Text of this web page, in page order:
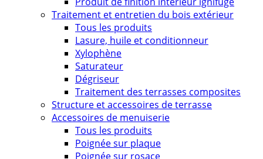
Traitement et entretien du bois extérieur
Tous les produits
Lasure, huile et conditionneur
Xylophène
Saturateur
Dégriseur
Traitement des terrasses composites
Structure et accessoires de terrasse
Accessoires de menuiserie
Tous les produits
Poignée sur plaque
Poignée sur rosace